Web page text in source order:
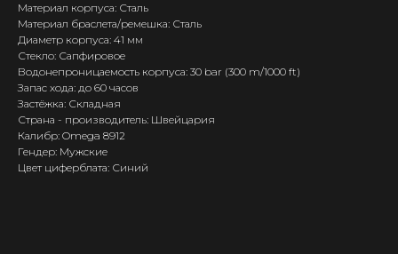
Материал корпуса: Сталь
Материал браслета/ремешка: Сталь
Диаметр корпуса: 41 мм
Стекло: Сапфировое
Водонепроницаемость корпуса: 30 bar (300 m/1000 ft)
Запас хода: до 60 часов
Застёжка: Складная
Страна - производитель: Швейцария
Калибр: Omega 8912
Гендер: Мужские
Цвет циферблата: Синий